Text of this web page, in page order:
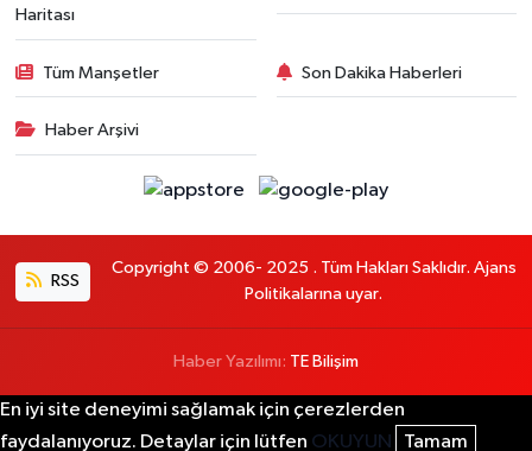
Haritası
Tüm Manşetler Son Dakika Haberleri
Haber Arşivi
RSS
Copyright © 2006- 2025 . Tüm Hakları Saklıdır. Ajans
Politikalarına uyar.
Haber Yazılımı: TE Bilişim
En iyi site deneyimi sağlamak için çerezlerden
faydalanıyoruz. Detaylar için lütfen OKUYUN Tamam